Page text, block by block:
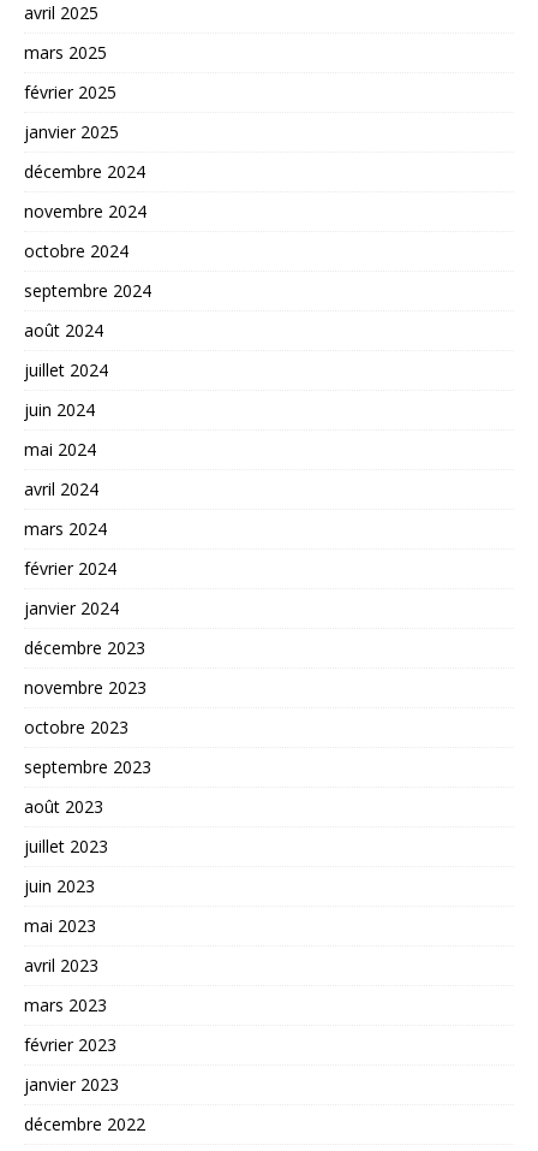
avril 2025
mars 2025
février 2025
janvier 2025
décembre 2024
novembre 2024
octobre 2024
septembre 2024
août 2024
juillet 2024
juin 2024
mai 2024
avril 2024
mars 2024
février 2024
janvier 2024
décembre 2023
novembre 2023
octobre 2023
septembre 2023
août 2023
juillet 2023
juin 2023
mai 2023
avril 2023
mars 2023
février 2023
janvier 2023
décembre 2022